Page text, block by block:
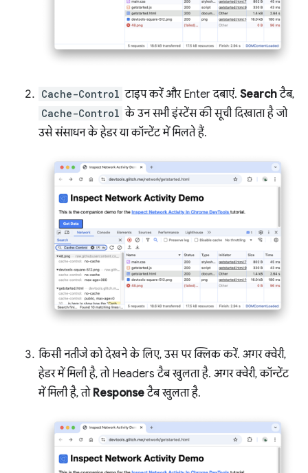
Cache-Control टाइप करें और Enter दबाएं. Searchटैब,
Cache-Control के उन सभी इंस्टेंस की सूची दिखाता है जो
उसे संसाधन के हेडर या कॉन्टेंट में मिलते हैं.
किसी नतीजे को देखने के लिए, उस पर क्लिक करें. अगर क्वेरी,
हेडर में मिली है, तो Headers टैब खुलता है. अगर क्वेरी, कॉन्टेंट
में मिली है, तो Responseटैब खुलता है.